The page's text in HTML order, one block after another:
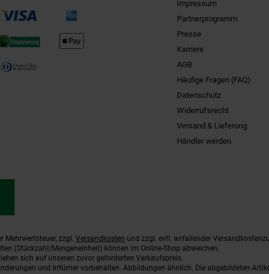
Impressum
Partnerprogramm
Presse
Karriere
AGB
Häufige Fragen (FAQ)
Datenschutz
Widerrufsrecht
Versand & Lieferung
Händler werden
Mehrwertsteuer, zzgl. Versandkosten und zzgl. evtl. anfallender
(Stückzahl/Mengeneinheit) können im Online-Shop abweichen.
sich auf unseren zuvor geforderten Verkaufspreis.
und Irrtümer vorbehalten. Abbildungen ähnlich. Die abgebildeten